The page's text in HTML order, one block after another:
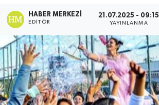
HABER MERKEZI
EDITÖR
21.07.2025 - 09:15
YAYINLANMA